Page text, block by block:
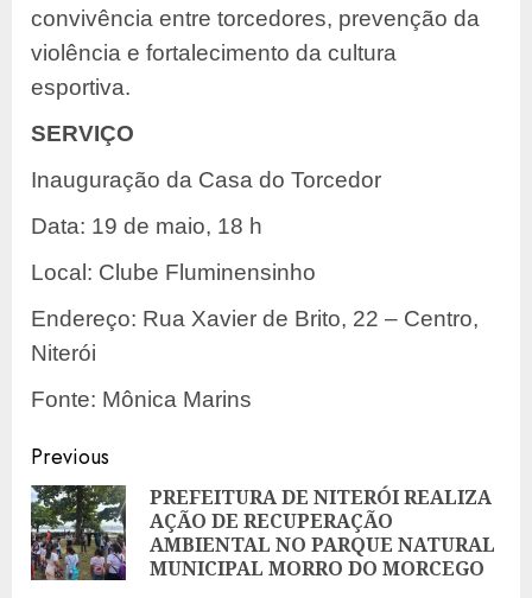
convivência entre torcedores, prevenção da
violência e fortalecimento da cultura
esportiva.
SERVIÇO
Inauguração da Casa do Torcedor
Data: 19 de maio, 18 h
Local: Clube Fluminensinho
Endereço: Rua Xavier de Brito, 22 – Centro,
Niterói
Fonte: Mônica Marins
Post
navigation
Previous
PREFEITURA DE NITERÓI REALIZA
AÇÃO DE RECUPERAÇÃO
AMBIENTAL NO PARQUE NATURAL
MUNICIPAL MORRO DO MORCEGO